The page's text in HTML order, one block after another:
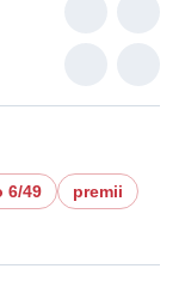
6/49
premii